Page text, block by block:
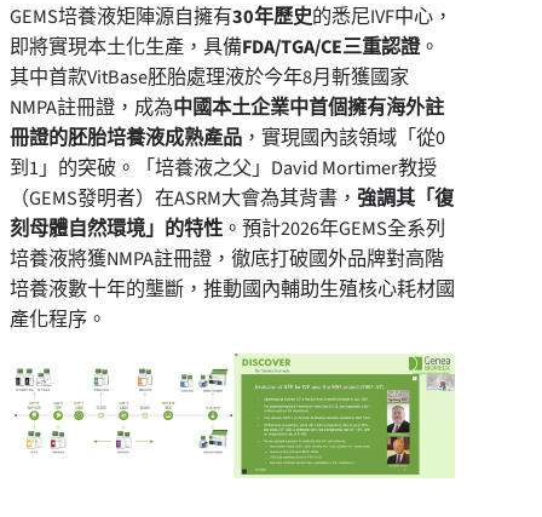
GEMS培養液矩陣源自擁有30年歷史的悉尼IVF中心，
即將實現本土化生產，具備FDA/TGA/CE三重認證。
其中首款VitBase胚胎處理液於今年8月斬獲國家
NMPA註冊證，成為中國本土企業中首個擁有海外註
冊證的胚胎培養液成熟產品 ，實現國內該領域「從0
到1」的突破。「培養液之父」David Mortimer教授
（GEMS發明者）在ASRM大會為其背書， 強調其「復
刻母體自然環境」的特性 。預計2026年GEMS全系列
培養液將獲NMPA註冊證，徹底打破國外品牌對高階
培養液數十年的壟斷，推動國內輔助生殖核心耗材國
產化程序。